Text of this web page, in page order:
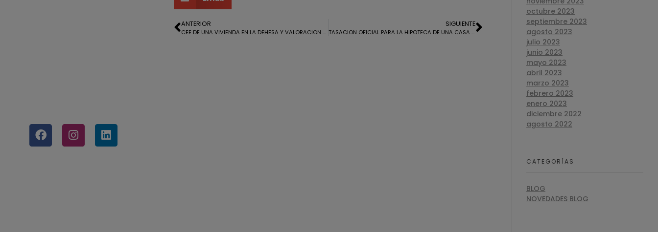
ANTERIOR
CEE DE UNA VIVIENDA EN LA DEHESA Y VALORACION PARA VENTA
SIGUIENTE
TASACION OFICIAL PARA LA HIPOTECA DE UNA CASA EN EL PORTIL
octubre 2023
septiembre 2023
agosto 2023
julio 2023
junio 2023
mayo 2023
abril 2023
marzo 2023
febrero 2023
enero 2023
diciembre 2022
agosto 2022
CATEGORÍAS
BLOG
NOVEDADES BLOG